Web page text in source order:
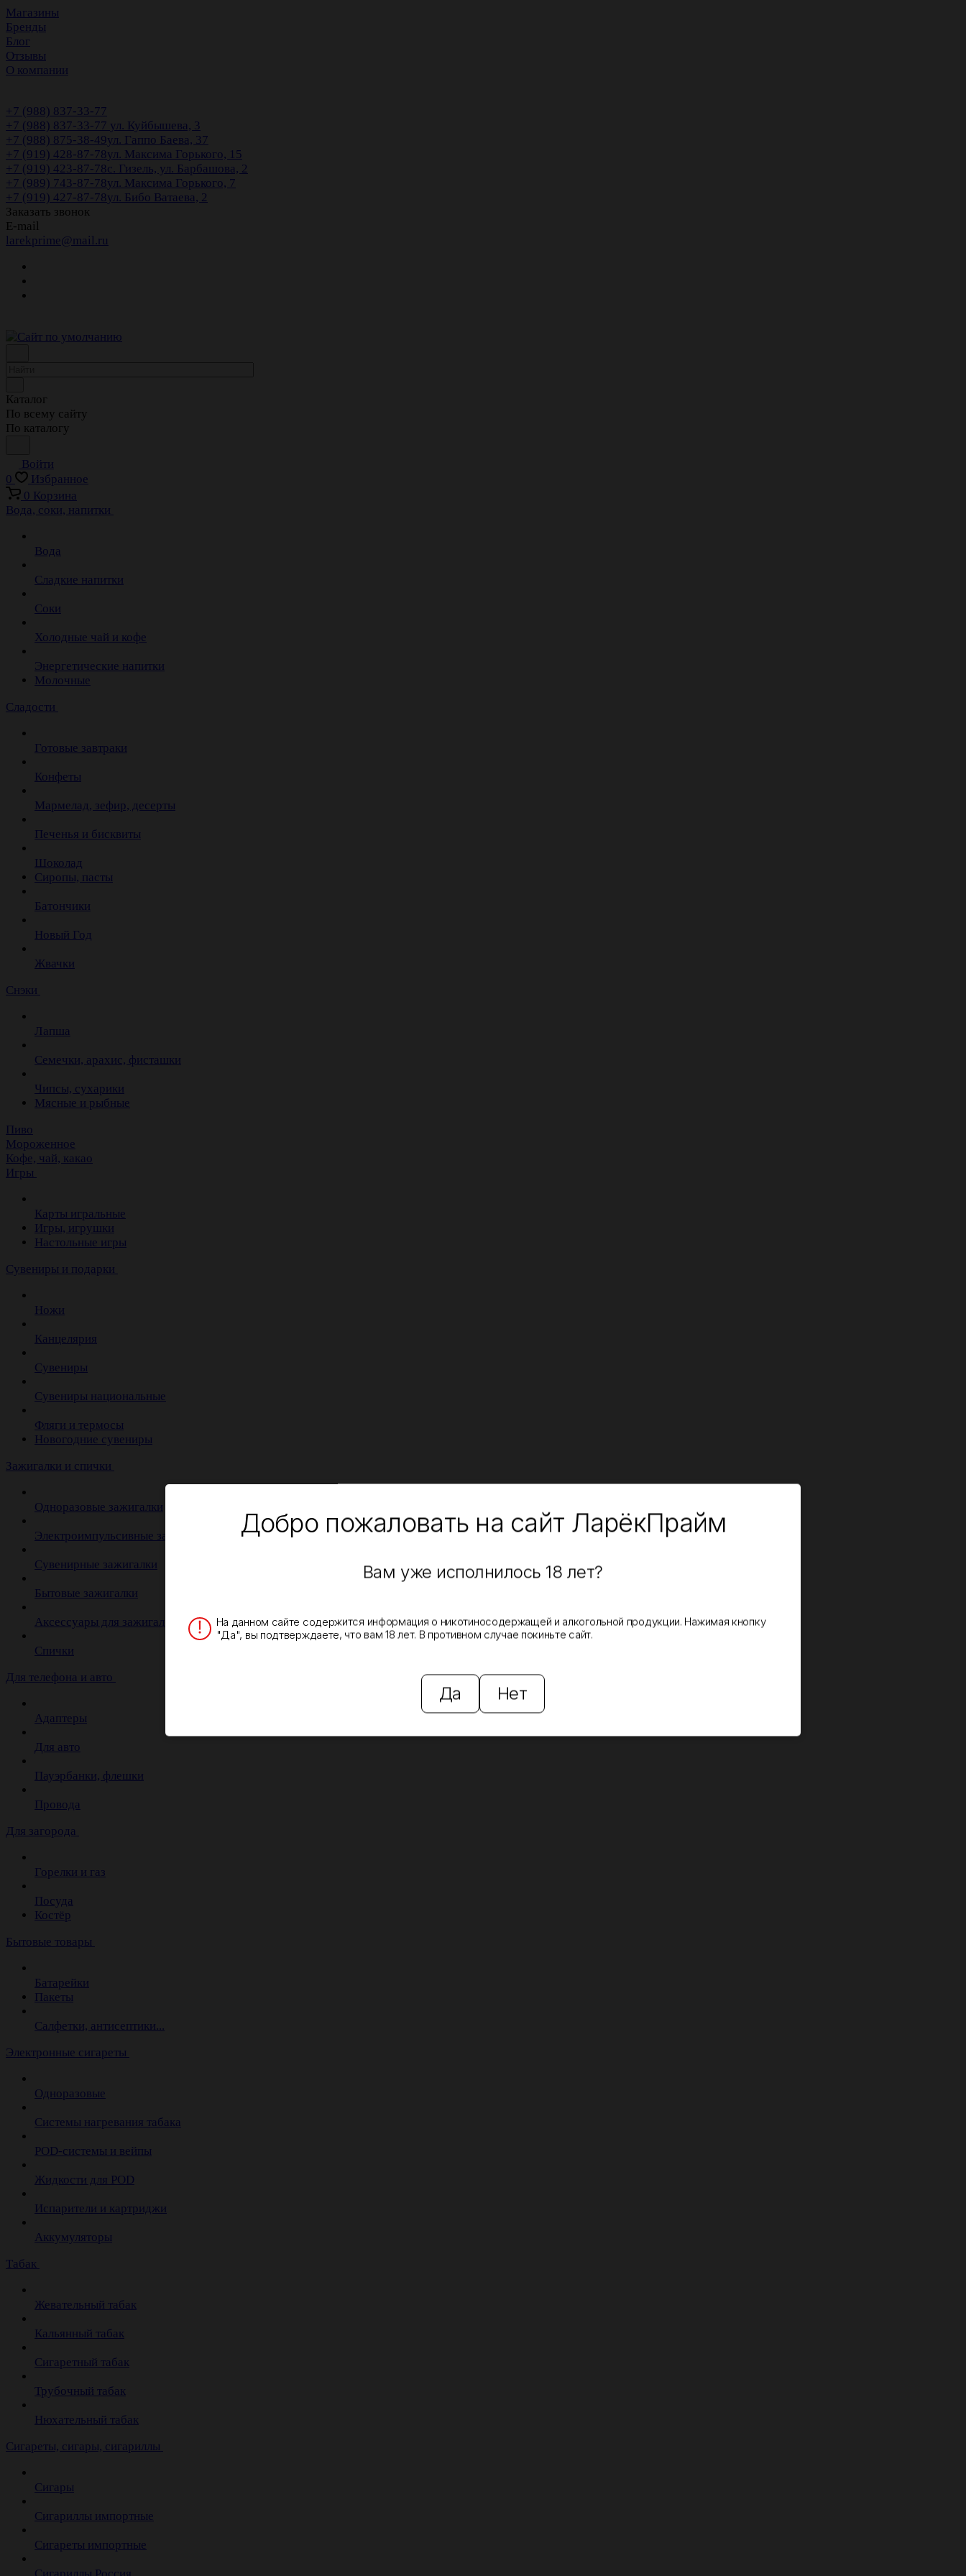
Магазины
Бренды
Блог
Отзывы
О компании
+7 (988) 837-33-77
+7 (988) 837-33-77 ул. Куйбышева, 3
+7 (988) 875-38-49ул. Гаппо Баева, 37
+7 (919) 428-87-78ул. Максима Горького, 15
+7 (919) 423-87-78с. Гизель, ул. Барбашова, 2
+7 (989) 743-87-78ул. Максима Горького, 7
+7 (919) 427-87-78ул. Бибо Ватаева, 2
Заказать звонок
E-mail
larekprime@mail.ru
Каталог
По всему сайту
По каталогу
Войти
0
Избранное
0 Корзина
Вода, соки, напитки
Вода
Сладкие напитки
Соки
Холодные чай и кофе
Энергетические напитки
Молочные
Сладости
Готовые завтраки
Конфеты
Мармелад, зефир, десерты
Печенья и бисквиты
Шоколад
Сиропы, пасты
Батончики
Новый Год
Жвачки
Снэки
Лапша
Семечки, арахис, фисташки
Чипсы, сухарики
Мясные и рыбные
Пиво
Мороженное
Кофе, чай, какао
Игры
Карты игральные
Игры, игрушки
Настольные игры
Сувениры и подарки
Ножи
Канцелярия
Сувениры
Сувениры национальные
Фляги и термосы
Новогодние сувениры
Зажигалки и спички
Одноразовые зажигалки
Электроимпульсивные зажигалки
Сувенирные зажигалки
Бытовые зажигалки
Аксессуары для зажигалок
Спички
Для телефона и авто
Адаптеры
Для авто
Пауэрбанки, флешки
Провода
Для загорода
Горелки и газ
Посуда
Костёр
Бытовые товары
Батарейки
Пакеты
Салфетки, антисептики...
Электронные сигареты
Одноразовые
Системы нагревания табака
POD-системы и вейпы
Жидкости для POD
Испарители и картриджи
Аккумуляторы
Табак
Жевательный табак
Кальянный табак
Сигаретный табак
Трубочный табак
Нюхательный табак
Cигареты, сигары, сигариллы
Сигары
Сигариллы импортные
Сигареты импортные
Добро пожаловать на сайт ЛарёкПрайм
Вам уже исполнилось 18 лет?
На данном сайте содержится информация о никотиносодержащей и алкогольной продукции. Нажимая кнопку
"Да", вы подтверждаете, что вам 18 лет. В противном случае покиньте сайт.
Да Нет